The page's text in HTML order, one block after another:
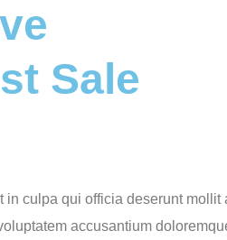
Sale
culpa qui officia deserunt mollit
accusantium